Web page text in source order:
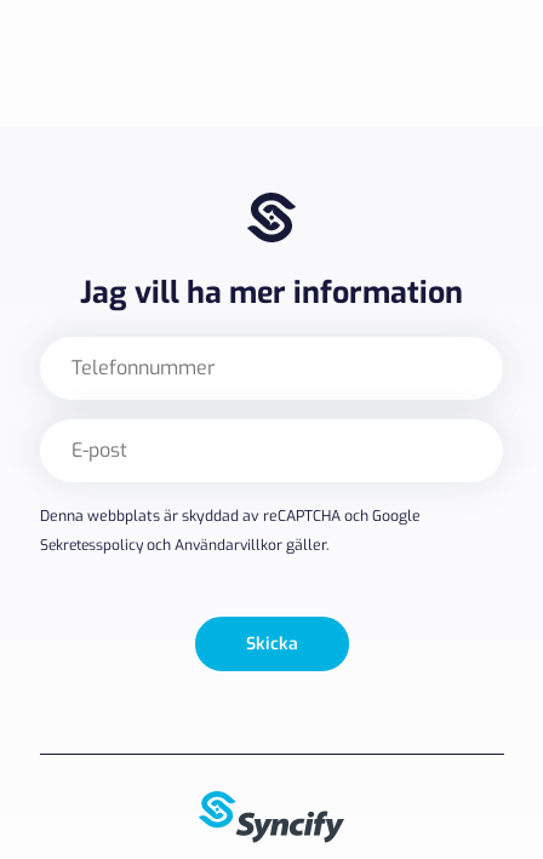
Jag vill ha mer information
post
Denna webbplats är skyddad av reCAPTCHA och Google
SekretesspolicyochAnvändarvillkorgäller.
Skicka